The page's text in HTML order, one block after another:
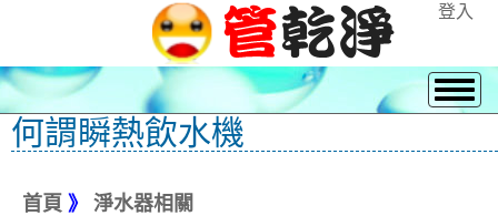
登入
何謂瞬熱飲水機
首頁 》 淨水器相關